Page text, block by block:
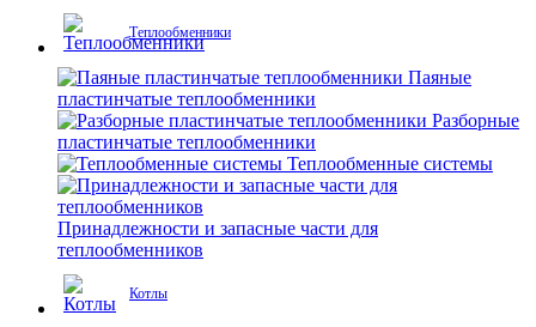
Теплообменники
Паяные
пластинчатые теплообменники
Разборные
пластинчатые теплообменники
Теплообменные системы
Принадлежности и запасные части для
теплообменников
Котлы